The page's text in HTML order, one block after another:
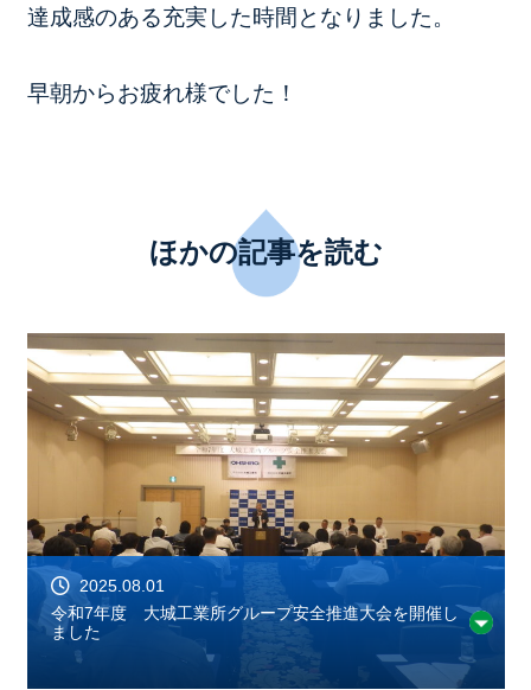
達成感のある充実した時間となりました。
早朝からお疲れ様でした！
ほかの記事を読む
2025.08.01
令和7年度 大城工業所グループ安全推進大会を開催し
ました